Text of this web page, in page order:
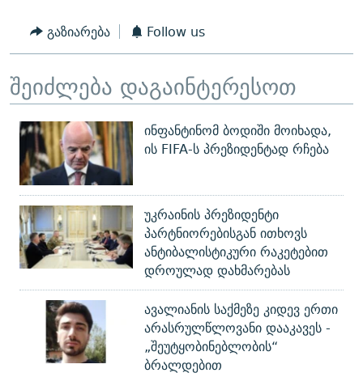
გაზიარება Follow us
შეიძლება დაგაინტერესოთ
ინფანტინომ ბოდიში მოიხადა,
ის FIFA-ს პრეზიდენტად რჩება
უკრაინის პრეზიდენტი
პარტნიორებისგან ითხოვს
ანტიბალისტიკური რაკეტებით
დროულად დახმარებას
ავალიანის საქმეზე კიდევ ერთი
არასრულწლოვანი დააკავეს -
„შეუტყობინებლობის“
ბრალდებით